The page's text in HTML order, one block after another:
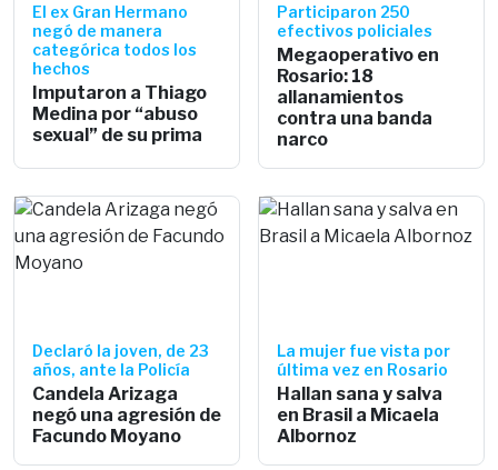
El ex Gran Hermano
negó de manera
categórica todos los
hechos
Imputaron a Thiago
Medina por “abuso
sexual” de su prima
Participaron 250
efectivos policiales
Megaoperativo en
Rosario: 18
allanamientos
contra una banda
narco
Declaró la joven, de 23
años, ante la Policía
Candela Arizaga
negó una agresión de
Facundo Moyano
La mujer fue vista por
última vez en Rosario
Hallan sana y salva
en Brasil a Micaela
Albornoz